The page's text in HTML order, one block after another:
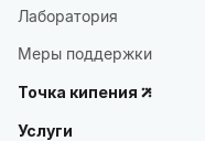
Лаборатория
Меры поддержки
Точка кипения
Услуги